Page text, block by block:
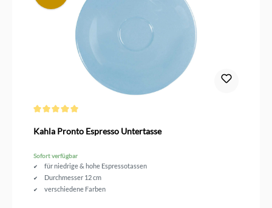
Kahla Pronto Espresso Untertasse
Sofort verfügbar
für niedrige & hohe Espressotassen
Durchmesser 12 cm
verschiedene Farben